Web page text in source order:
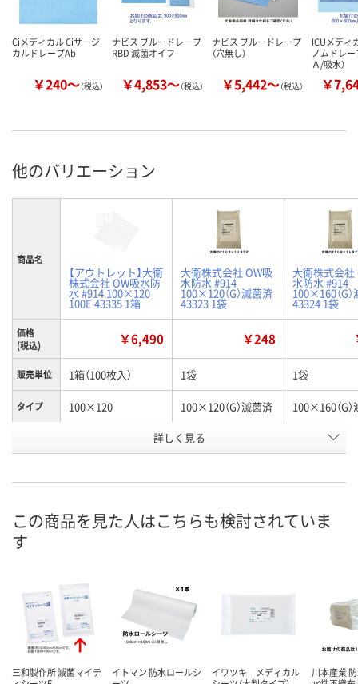
Ciメディカル Ciサージ
カルドレープAb
￥240～（税込）
ナビス ブルードレープ
RBD 滅菌オイフ
￥4,853～（税込）
ナビス ブルードレープ
（穴無し）
￥5,442～（税込）
ICUメデ
ノムドレー
Ａ/吸水）
￥
他のバリエーション
商品名
【アウトレット】大衛
株式会社 OW吸水防
水 #914 100×120
100E 43335 1箱
大衛株式会社 OW吸
水防水 #914
100×120（G）滅菌済
43323 1袋
大衛株式会社
水防水 #914
100×160（G
43324 1袋
価格
(税込)
￥6,490 ￥248
販売単位 1箱（100枚入） 1袋 1袋
タイプ 100×120 100×120（G）滅菌済 100×160（G
ER61700 ER61673
詳しく見る
この商品を見た人はこちらも検討されていま
す
三和製作所 滅菌マイテ
イトマン 防水ロールシ
イワツキ メディカル
川本産業